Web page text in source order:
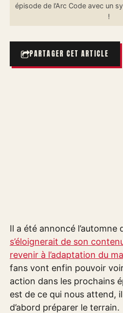
épisode de l’Arc Code avec un
!
PARTAGER CET ARTICLE
Il a été annoncé l’automne
s’éloignerait de son
revenir à l’adaptation du
fans vont enfin pouvoir
action dans les prochains
est de ce qui nous attend, il
d’abord préparer le terrain.